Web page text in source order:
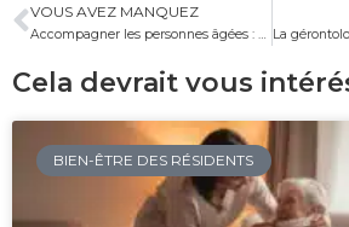
VOUS AVEZ MANQUEZ
Accompagner les personnes âgées : enjeux et solutions
Cela devrait vous
BIEN-ÊTRE DES RÉSIDENTS